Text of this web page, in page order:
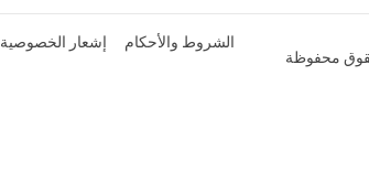
الشروط والأحكام إشعار الخصوصية